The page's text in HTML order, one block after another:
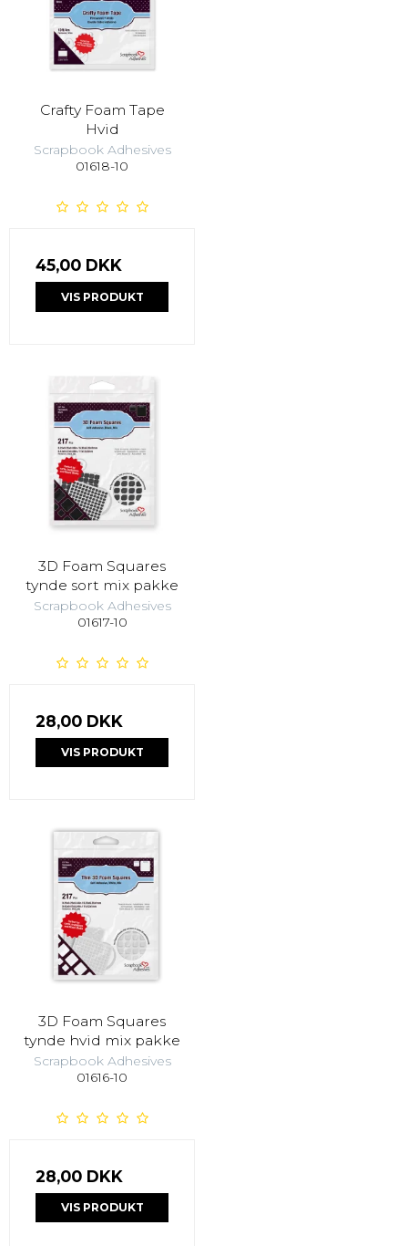
Crafty Foam Tape
Hvid
Scrapbook Adhesives
01618-10
45,00 DKK
VIS PRODUKT
3D Foam Squares
tynde sort mix pakke
Scrapbook Adhesives
01617-10
28,00 DKK
VIS PRODUKT
3D Foam Squares
tynde hvid mix pakke
Scrapbook Adhesives
01616-10
28,00 DKK
VIS PRODUKT